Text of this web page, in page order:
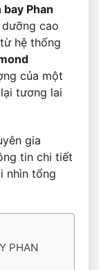
bay Phan
cao
hệ thống
của một
tương lai
gia
tin chi tiết
nhìn tổng
PHAN